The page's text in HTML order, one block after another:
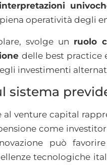
operatività degli
svolge un ruolo
delle best practice
investimenti
sistema
al venture capital
come
può
tecnologiche